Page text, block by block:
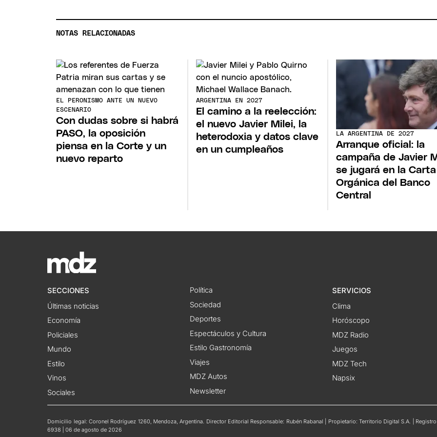
NOTAS RELACIONADAS
EL PERONISMO ANTE UN NUEVO
ESCENARIO
Con dudas sobre si habrá
PASO, la oposición
piensa en la Corte y un
nuevo reparto
ARGENTINA EN 2027
El camino a la reelección:
el nuevo Javier Milei, la
heterodoxia y datos clave
en un cumpleaños
LA ARGENTINA DE 2027
Arranque oficial: la
campaña de Javier
se jugará en la Carta
Orgánica del Banco
Central
SECCIONES
Últimas noticias
Economía
Policiales
Mundo
Estilo
Vinos
Sociales
Política
Sociedad
Deportes
Espectáculos y Cultura
Estilo Gastronomía
Viajes
MDZ Autos
Newsletter
SERVICIOS
Clima
Horóscopo
MDZ Radio
Juegos
MDZ Tech
Napsix
Domicilio legal: Coronel Rodríguez 1260, Mendoza, Argentina. Director Editorial Responsable: Rubén Rabanal | Propietario: Territorio Digital S.A. |
6938 | 06 de agosto de 2026